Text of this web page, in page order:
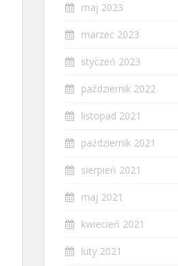
maj 2023
marzec 2023
styczeń 2023
październik 2022
listopad 2021
październik 2021
sierpień 2021
maj 2021
kwiecień 2021
luty 2021